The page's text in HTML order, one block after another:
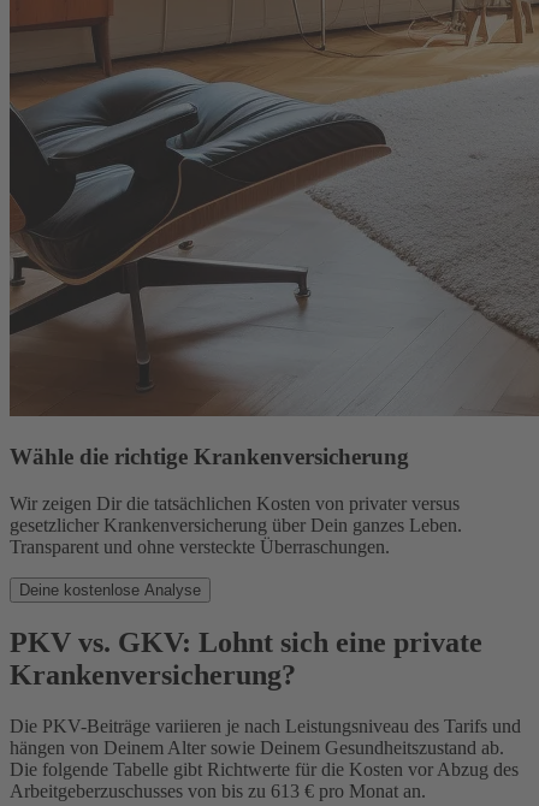
Wähle die richtige Krankenversicherung
Wir zeigen Dir die tatsächlichen Kosten von privater versus
gesetzlicher Krankenversicherung über Dein ganzes Leben.
Transparent und ohne versteckte Überraschungen.
Deine kostenlose Analyse
PKV vs. GKV: Lohnt sich eine private
Krankenversicherung?
Die PKV-Beiträge variieren je nach Leistungsniveau des Tarifs und
hängen von Deinem Alter sowie Deinem Gesundheitszustand ab.
Die folgende Tabelle gibt Richtwerte für die Kosten vor Abzug des
Arbeitgeberzuschusses von bis zu 613 € pro Monat an.